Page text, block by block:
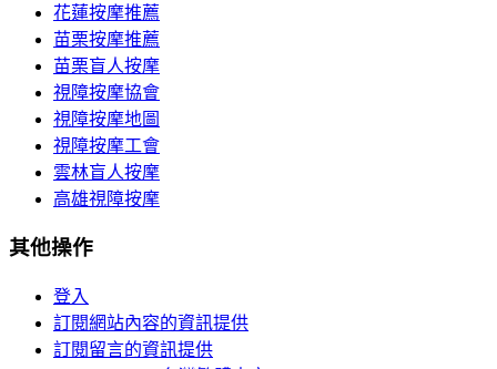
花蓮按摩推薦
苗栗按摩推薦
苗栗盲人按摩
視障按摩協會
視障按摩地圖
視障按摩工會
雲林盲人按摩
高雄視障按摩
其他操作
登入
訂閱網站內容的資訊提供
訂閱留言的資訊提供